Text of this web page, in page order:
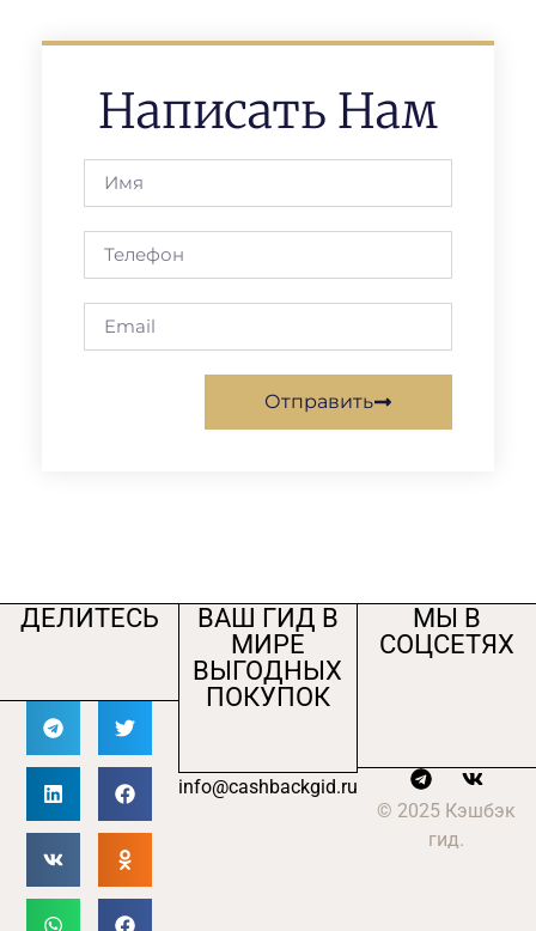
Написать Нам
Отправить
ДЕЛИТЕСЬ
ВАШ ГИД В
МИРЕ
ВЫГОДНЫХ
ПОКУПОК
info@cashbackgid.ru
МЫ В
СОЦСЕТЯХ
© 2025 Кэшбэк
гид.